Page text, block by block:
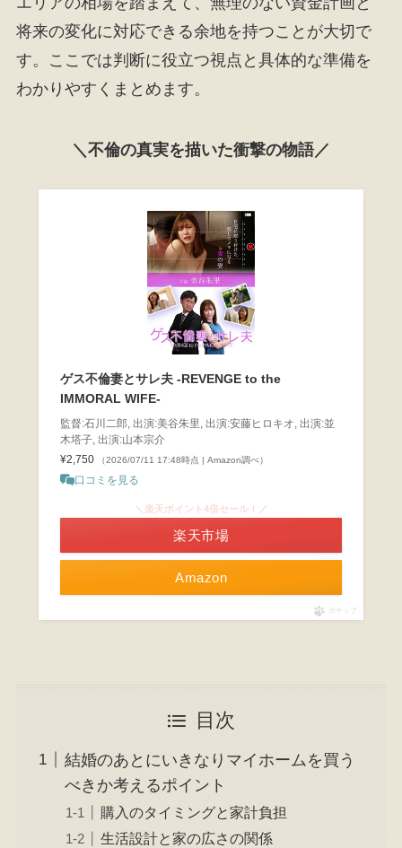
将来の変化に対応できる余地を持つことが大切で
す。ここでは判断に役立つ視点と具体的な準備を
わかりやすくまとめます。
＼不倫の真実を描いた衝撃の物語／
ゲス不倫妻とサレ夫 -REVENGE to the
IMMORAL WIFE-
監督:石川二郎, 出演:美谷朱里, 出演:安藤ヒロキオ, 出演:並
木塔子, 出演:山本宗介
¥2,750
（2026/07/11 17:48時点 | Amazon調べ）
口コミを見る
Amazon
＼楽天ポイント4倍セール！／
楽天市場
ポチップ
目次
結婚のあとにいきなりマイホームを買う
べきか考えるポイント
購入のタイミングと家計負担
生活設計と家の広さの関係